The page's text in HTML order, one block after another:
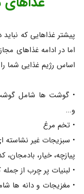
پیشتر غذاهایی که نباید
اما در ادامه غذاهای
اساس رژیم غذایی شما
• گوشت ها شامل گوشت
و...
• تخم مرغ
• سبزیجات غیر نشاسته
پیازچه، خیار، بادمجان،
• لبنیات پر چرب از
• مغزیجات و دانه ها